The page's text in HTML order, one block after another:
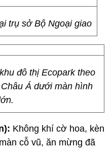
trụ sở Bộ Ngoại giao
đô thị Ecopark theo
Á dưới màn hình
Không khí cờ hoa, kèn
cỗ vũ, ăn mừng đã